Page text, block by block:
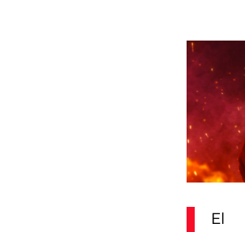
El